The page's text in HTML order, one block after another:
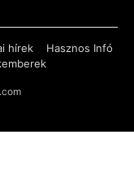
hírek
Hasznos Infó